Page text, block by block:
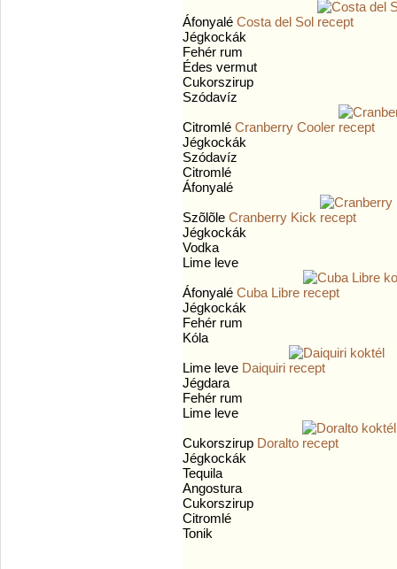
Áfonyalé Costa del Sol
Jégkockák
Fehér rum
Édes vermut
Cukorszirup
Szódavíz
Citromlé Cranberry Cooler
Jégkockák
Szódavíz
Citromlé
Áfonyalé
Szõlõle Cranberry Kick
Jégkockák
Vodka
Lime leve
Áfonyalé Cuba Libre
Jégkockák
Fehér rum
Kóla
Lime leve Daiquiri
Jégdara
Fehér rum
Lime leve
Cukorszirup Doralto
Jégkockák
Tequila
Angostura
Cukorszirup
Citromlé
Tonik